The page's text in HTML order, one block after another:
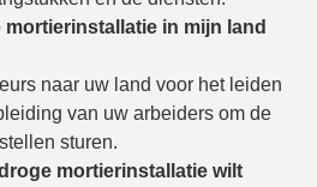
in mijn land
naar uw land voor het leiden
van uw arbeiders om de
sturen.
mortierinstallatie wilt